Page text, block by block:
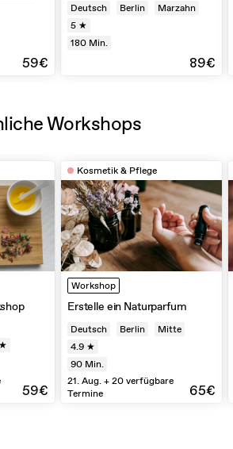
59€
Deutsch Berlin
Marzahn
5 ★
180 Min.
89€
Workshops
59€
Kosmetik & Pflege
Workshop
Erstelle ein Naturparfum
Deutsch Berlin
Mitte
4.9 ★
90 Min.
21. Aug. + 20 verfügbare
Termine
65€